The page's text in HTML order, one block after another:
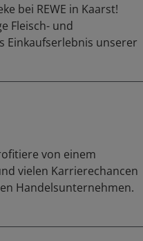
bei REWE in Kaarst!
Fleisch- und
Einkaufserlebnis unserer
von einem
vielen Karrierechancen
Handelsunternehmen.